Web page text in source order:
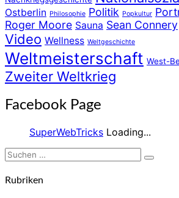
Ostberlin Philosophie Politik Popkultur
Roger Moore Sauna Sean Connery
Video Wellness Weltgeschichte
Weltmeisterschaft West-
Zweiter Weltkrieg
Facebook Page
SuperWebTricks Loading...
Suchen
Suchen
Rubriken